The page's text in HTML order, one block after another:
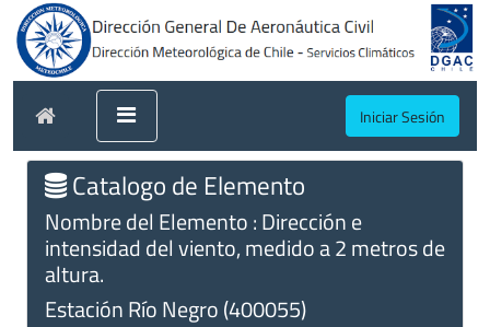
Iniciar Sesión
Catalogo de Elemento
Nombre del Elemento : Dirección e
intensidad del viento, medido a 2 metros de
altura.
Estación Río Negro (400055)